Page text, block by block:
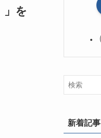
」を
新着記事